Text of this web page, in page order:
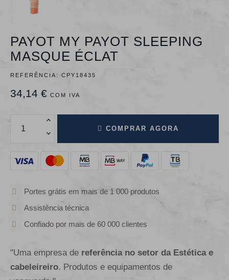
PAYOT MY PAYOT SLEEPING
MASQUE ÉCLAT
REFERÊNCIA: CPY18435
34,14 € COM IVA
COMPRAR AGORA
Portes grátis em mais de 1 000 produtos
Assistência técnica
Confiado por mais de 60 000 clientes
"Uma empresa de referência no setor da Estética e
cabeleireiro. Produtos e equipamentos de